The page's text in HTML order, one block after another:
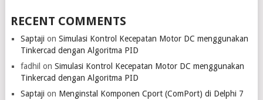
RECENT COMMENTS
Saptaji on Simulasi Kontrol Kecepatan Motor DC menggunakan
Tinkercad dengan Algoritma PID
fadhil on Simulasi Kontrol Kecepatan Motor DC menggunakan
Tinkercad dengan Algoritma PID
Saptaji on Menginstal Komponen Cport (ComPort) di Delphi 7